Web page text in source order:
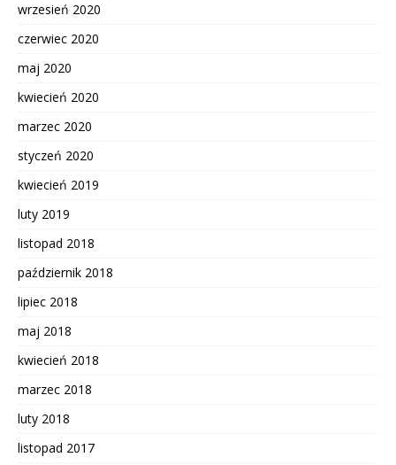
wrzesień 2020
czerwiec 2020
maj 2020
kwiecień 2020
marzec 2020
styczeń 2020
kwiecień 2019
luty 2019
listopad 2018
październik 2018
lipiec 2018
maj 2018
kwiecień 2018
marzec 2018
luty 2018
listopad 2017